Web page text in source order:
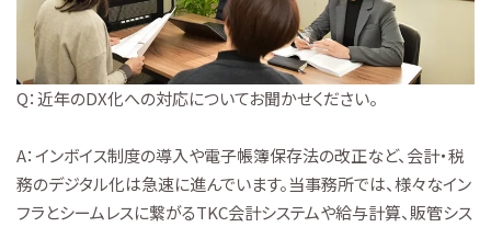
Q：近年のDX化への対応についてお聞かせください。
A：インボイス制度の導入や電子帳簿保存法の改正など、会計・税
務のデジタル化は急速に進んでいます。当事務所では、様々なイン
フラとシームレスに繋がるTKC会計システムや給与計算、販管シス